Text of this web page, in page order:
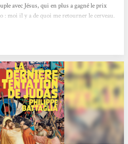
avec Jésus, qui en plus a gagné le prix
: moi il y a de quoi me retourner le cerveau.
autre chose qu’un traître patenté